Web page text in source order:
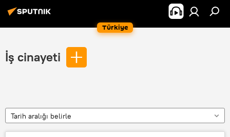
Türkiye
İş cinayeti
Tarih aralığı belirle